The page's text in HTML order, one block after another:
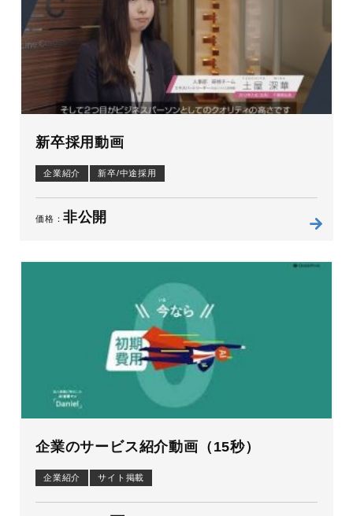
新卒採用動画
企業紹介 新卒/中途採用
価格：非公開
企業のサービス紹介動画（15秒）
企業紹介 サイト掲載